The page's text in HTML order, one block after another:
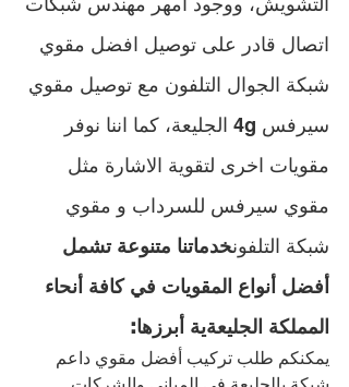
اتصال قادر على توصيل افضل مقوي
شبكة الجوال التلفون مع توصيل مقوي
سيرفس 4g الجليعة، كما اننا نوفر
مقويات اخرى لتقوية الاشارة مثل
مقوي سيرفس للسرداب و مقوي
شبكة التلفونخدماتنا متنوعة تشمل
أفضل أنواع المقويات في كافة أنحاء
المملكة الجليعةية أبرزها:
يمكنكم طلب تركيب أفضل مقوي داعم